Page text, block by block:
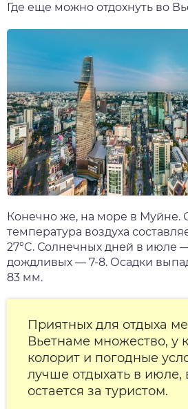
Где еще можно отдохнуть во
Конечно же, на море в Муйне.
температура воздуха составля
27°C. Солнечных дней в июле
дождливых — 7-8. Осадки
83 мм.
Приятных для отдыха
Вьетнаме множество, у
колорит и погодные
лучше отдыхать в июле,
остается за туристом.